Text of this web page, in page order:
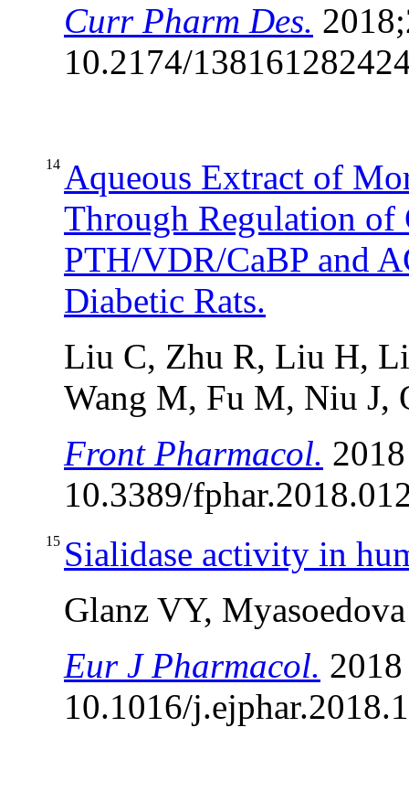
Curr Pharm Des.
10.2174/
14 Aqueous Extract of
Through Regulation of
PTH/VDR/CaBP and
Diabetic Rats.
Liu C, Zhu R, Liu H,
Wang M, Fu M, Niu J,
Front Pharmacol.
10.3389/
15 Sialidase activity in
Glanz VY,
Eur J Pharmacol.
10.1016/